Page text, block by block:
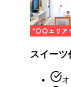
スイーツ